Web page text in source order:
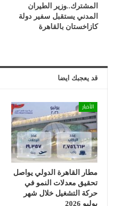
المشترك..وزير الطيران
المدني يستقبل سفير دولة
كازاخستان بالقاهرة
قد يعجبك ايضا
الأخبار
مطار القاهرة الدولي يواصل
تحقيق معدلات النمو في
حركة التشغيل خلال شهر
يوليو 2026